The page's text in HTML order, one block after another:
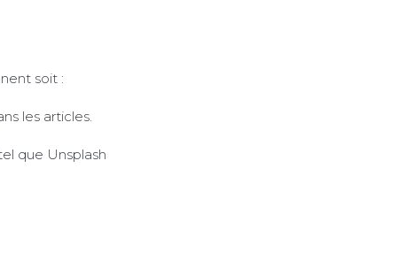
soit :
les articles.
que Unsplash